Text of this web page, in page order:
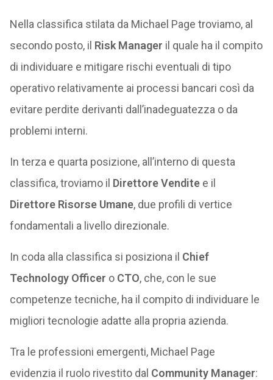
Nella classifica stilata da Michael Page troviamo, al
secondo posto, il Risk Manager il quale ha il compito
di individuare e mitigare rischi eventuali di tipo
operativo relativamente ai processi bancari così da
evitare perdite derivanti dall’inadeguatezza o da
problemi interni.
In terza e quarta posizione, all’interno di questa
classifica, troviamo il Direttore Venditee il
Direttore Risorse Umane, due profili di vertice
fondamentali a livello direzionale.
In coda alla classifica si posiziona il Chief
Technology Officer o CTO, che, con le sue
competenze tecniche, ha il compito di individuare le
migliori tecnologie adatte alla propria azienda.
Tra le professioni emergenti, Michael Page
evidenzia il ruolo rivestito dal Community Manager: